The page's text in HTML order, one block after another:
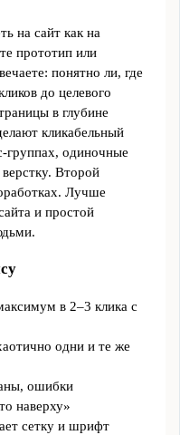
на сайт как на
прототип или
понятно ли, где
до целевого
в глубине
кликабельный
группах, одиночные
Второй
Лучше
и простой
в 2–3 клика с
одни и те же
ошибки
наверху»
сетку и шрифт